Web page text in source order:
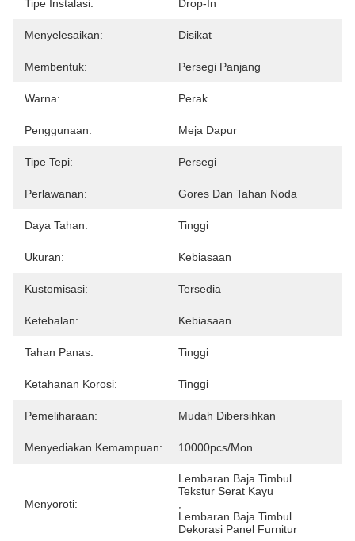
Tipe Instalasi: Drop-In
Menyelesaikan: Disikat
Membentuk: Persegi Panjang
Warna: Perak
Penggunaan: Meja Dapur
Tipe Tepi: Persegi
Perlawanan: Gores Dan Tahan Noda
Daya Tahan: Tinggi
Ukuran: Kebiasaan
Kustomisasi: Tersedia
Ketebalan: Kebiasaan
Tahan Panas: Tinggi
Ketahanan Korosi: Tinggi
Pemeliharaan: Mudah Dibersihkan
Menyediakan Kemampuan: 10000pcs/mon
Menyoroti:
Lembaran Baja Timbul
Tekstur Serat Kayu
Lembaran Baja Timbul
Dekorasi Panel Furnitur